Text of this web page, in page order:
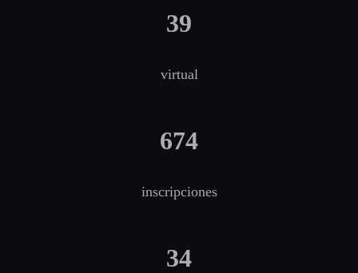
39
virtual
674
inscripciones
34